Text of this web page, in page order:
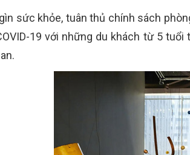
sức khỏe, tuân thủ chính sách
19 với những du khách từ 5